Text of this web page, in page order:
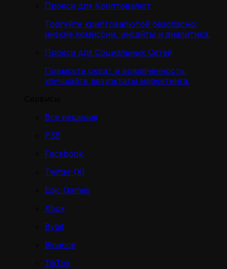
Прокси для Криптовалют
Торгуйте криптовалютой безопасно:
низкие комиссии, инсайты и аналитика.
Прокси для Социальных Сетей
Повысьте охват и вовлечённость,
улучшайте результаты маркетинга.
Все решения
PS5
Facebook
Twitter (X)
Epic Games
Xbox
Bybit
Binance
TikTok